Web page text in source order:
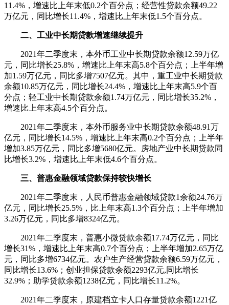
11.4%，增速比上年末低0.2个百分点；经营性贷款余额49.22
万亿元，同比增长11.4%，增速比上年末低1.5个百分点。
二、工业中长期贷款增速继续提升
2021年二季度末，本外币工业中长期贷款余额12.59万亿
元，同比增长25.8%，增速比上年末高5.8个百分点；上半年增
加1.59万亿元，同比多增7507亿元。其中，重工业中长期贷款
余额10.85万亿元，同比增长24.4%，增速比上年末高5.9个百
分点；轻工业中长期贷款余额1.74万亿元，同比增长35.2%，
增速比上年末高4.5个百分点。
2021年二季度末，本外币服务业中长期贷款余额48.91万
亿元，同比增长14.5%，增速比上年末高0.2个百分点；上半年
增加3.85万亿元，同比多增5680亿元。房地产业中长期贷款同
比增长3.2%，增速比上年末低4.6个百分点。
三、普惠金融领域贷款保持较快增长
2021年二季度末，人民币普惠金融领域贷款1余额24.76万
亿元，同比增长25.5%，比上年末高1.3个百分点；上半年增加
3.26万亿元，同比多增8324亿元。
2021年二季度末，普惠小微贷款余额17.74万亿元，同比
增长31%，增速比上年末高0.7个百分点；上半年增加2.65万亿
元，同比多增6734亿元。农户生产经营贷款余额6.59万亿元，
同比增长13.6%；创业担保贷款余额2293亿元,同比增长
32.9%；助学贷款余额1238亿元，同比增长11.2%。
2021年二季度末，原建档立卡人口存量贷款余额1221亿